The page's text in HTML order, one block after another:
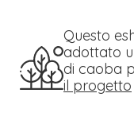
Questo
adottato
di caoba
il progetto